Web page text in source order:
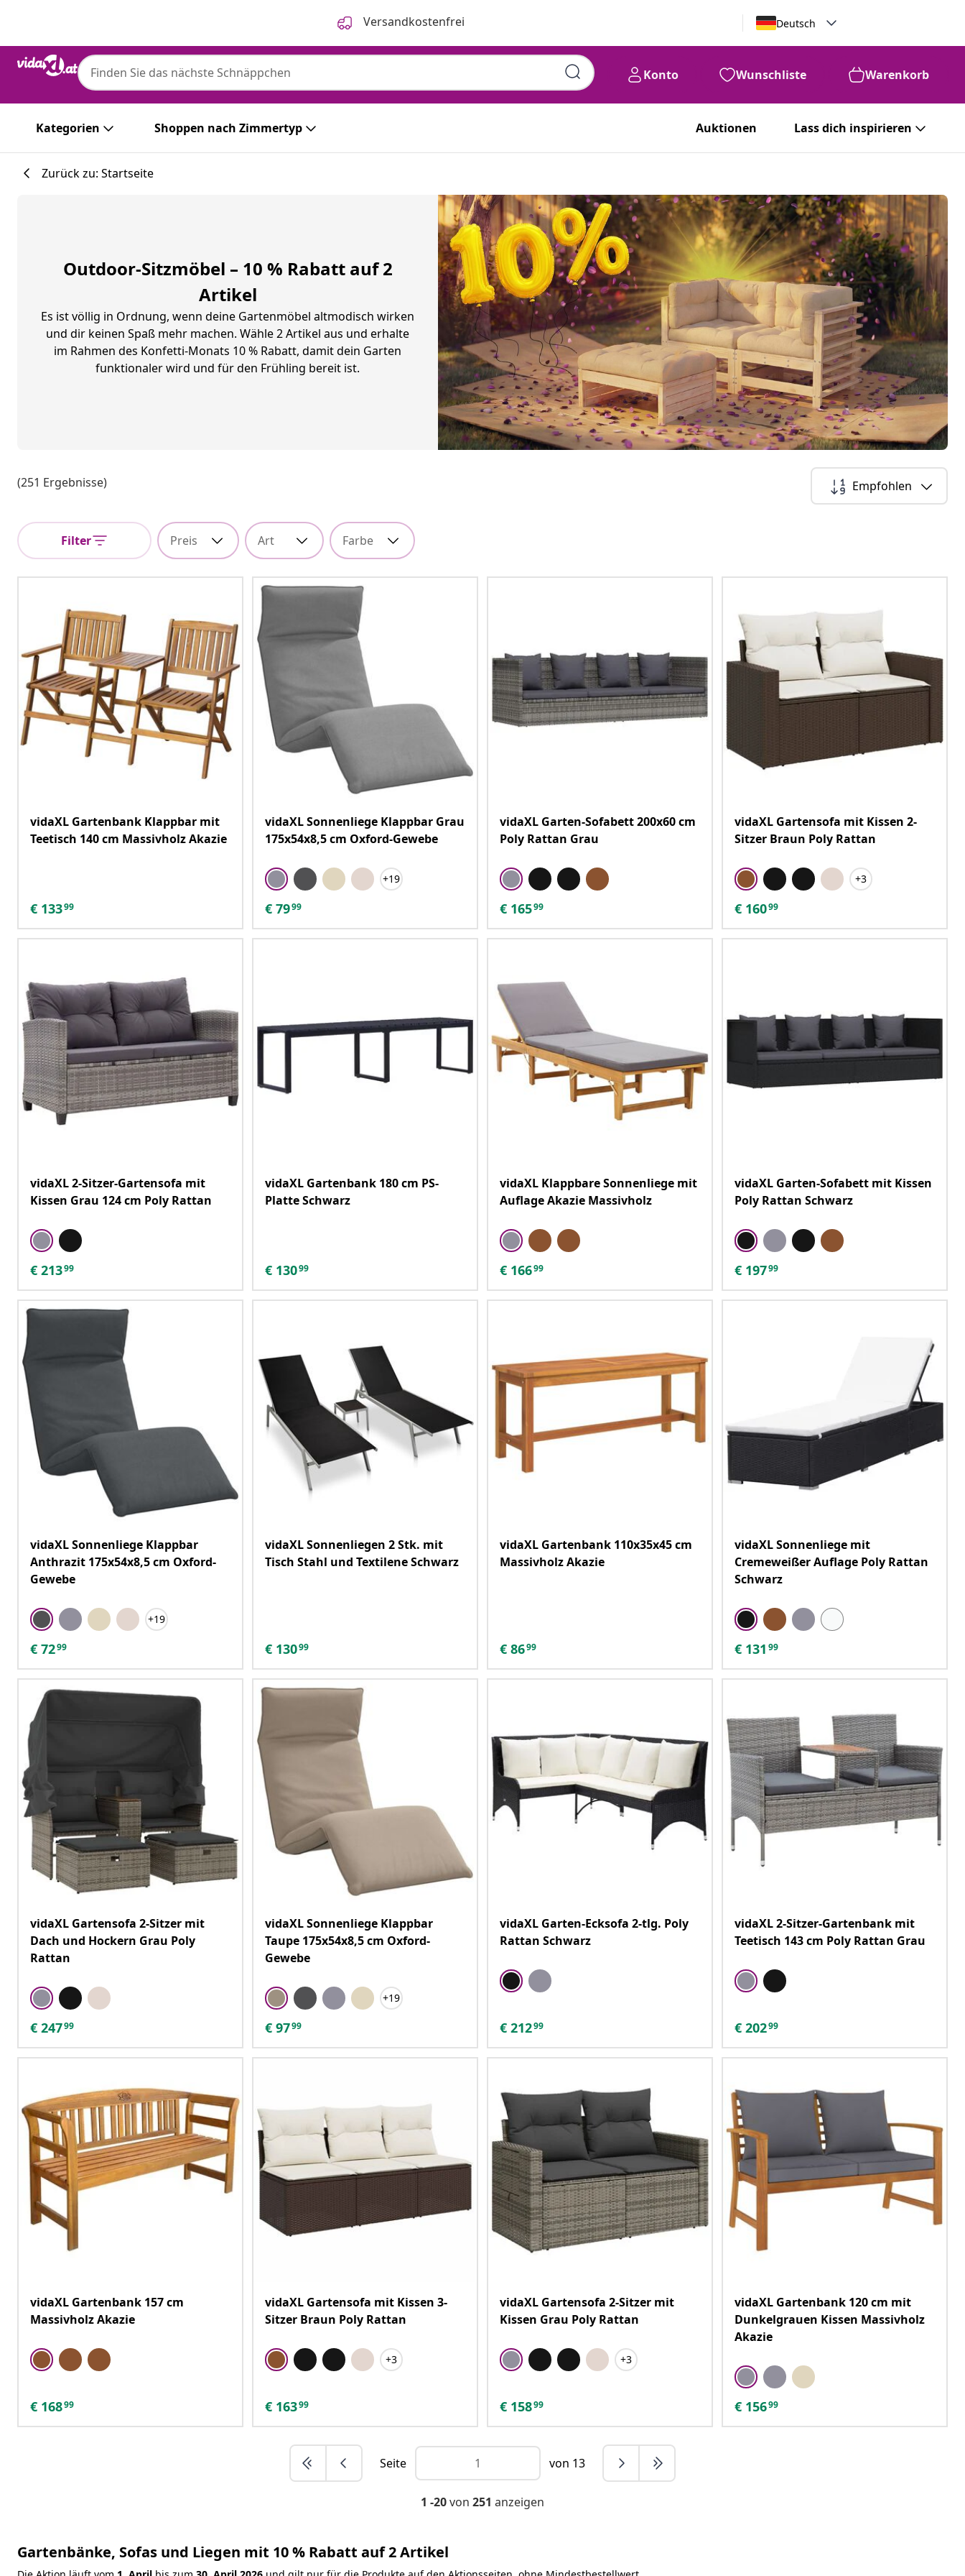
Versandkostenfrei Deutsch
Konto Wunschliste Warenkorb
Kategorien Shoppen nach Zimmertyp Auktionen Lass dich inspirieren
Zurück zu: Startseite
Outdoor-Sitzmöbel – 10 % Rabatt auf 2
Artikel
Es ist völlig in Ordnung, wenn deine Gartenmöbel altmodisch wirken
und dir keinen Spaß mehr machen. Wähle 2 Artikel aus und erhalte
im Rahmen des Konfetti-Monats 10 % Rabatt, damit dein Garten
funktionaler wird und für den Frühling bereit ist.
(251 Ergebnisse) Empfohlen
Filter Preis Art Farbe
vidaXL Gartenbank Klappbar mit
Teetisch 140 cm Massivholz Akazie
€ 13399
vidaXL Sonnenliege Klappbar Grau
175x54x8,5 cm Oxford-Gewebe
+19
€ 7999
vidaXL Garten-Sofabett 200x60 cm
Poly Rattan Grau
€ 16599
vidaXL Gartensofa mit Kissen 2-
Sitzer Braun Poly Rattan
+3
€ 16099
vidaXL 2-Sitzer-Gartensofa mit
Kissen Grau 124 cm Poly Rattan
€ 21399
vidaXL Gartenbank 180 cm PS-
Platte Schwarz
€ 13099
vidaXL Klappbare Sonnenliege mit
Auflage Akazie Massivholz
€ 16699
vidaXL Garten-Sofabett mit Kissen
Poly Rattan Schwarz
€ 19799
vidaXL Sonnenliege Klappbar
Anthrazit 175x54x8,5 cm Oxford-
Gewebe
+19
€ 7299
vidaXL Sonnenliegen 2 Stk. mit
Tisch Stahl und Textilene Schwarz
€ 13099
vidaXL Gartenbank 110x35x45 cm
Massivholz Akazie
€ 8699
vidaXL Sonnenliege mit
Cremeweißer Auflage Poly Rattan
Schwarz
€ 131 99
vidaXL Gartensofa 2-Sitzer mit
Dach und Hockern Grau Poly
Rattan
€ 24799
vidaXL Sonnenliege Klappbar
Taupe 175x54x8,5 cm Oxford-
Gewebe
+19
€ 9799
vidaXL Garten-Ecksofa 2-tlg. Poly
Rattan Schwarz
€ 21299
vidaXL 2-Sitzer-Gartenbank mit
Teetisch 143 cm Poly Rattan Grau
€ 20299
vidaXL Gartenbank 157 cm
Massivholz Akazie
€ 16899
vidaXL Gartensofa mit Kissen 3-
Sitzer Braun Poly Rattan
+3
€ 16399
vidaXL Gartensofa 2-Sitzer mit
Kissen Grau Poly Rattan
+3
€ 15899
vidaXL Gartenbank 120 cm mit
Dunkelgrauen Kissen Massivholz
Akazie
€ 15699
Seite von 13
1 -20von 251 anzeigen
Gartenbänke, Sofas und Liegen mit 10 % Rabatt auf 2 Artikel